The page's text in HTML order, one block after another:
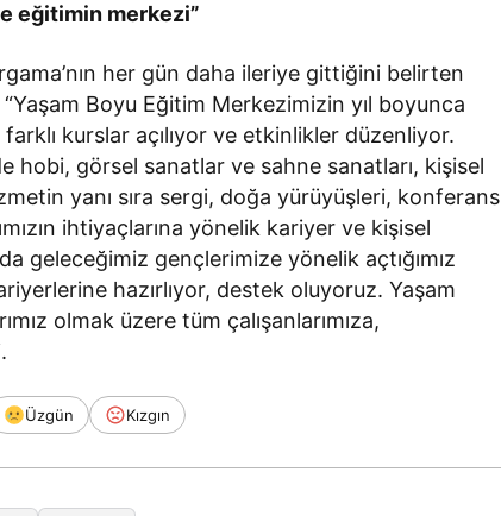
eğitimin merkezi”
her gün daha ileriye gittiğini belirten
Boyu Eğitim Merkezimizin yıl boyunca
kurslar açılıyor ve etkinlikler düzenliyor.
hobi, görsel sanatlar ve sahne sanatları, kişisel
yanı sıra sergi, doğa yürüyüşleri, konferans
ihtiyaçlarına yönelik kariyer ve kişisel
geleceğimiz gençlerimize yönelik açtığımız
hazırlıyor, destek oluyoruz. Yaşam
olmak üzere tüm çalışanlarımıza,
Üzgün Kızgın